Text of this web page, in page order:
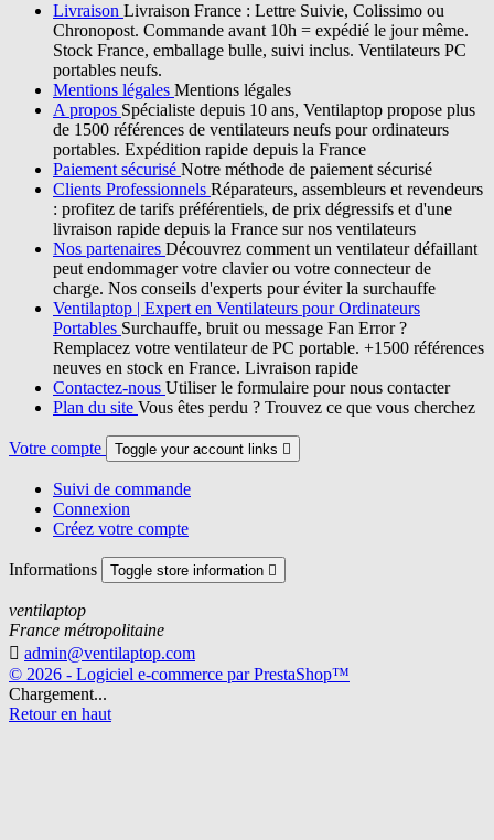
Livraison Livraison France : Lettre Suivie, Colissimo ou
Chronopost. Commande avant 10h = expédié le jour même.
Stock France, emballage bulle, suivi inclus. Ventilateurs PC
portables neufs.
Mentions légales Mentions légales
A propos Spécialiste depuis 10 ans, Ventilaptop propose plus
de 1500 références de ventilateurs neufs pour ordinateurs
portables. Expédition rapide depuis la France
Paiement sécurisé Notre méthode de paiement sécurisé
Clients Professionnels Réparateurs, assembleurs et revendeurs
: profitez de tarifs préférentiels, de prix dégressifs et d'une
livraison rapide depuis la France sur nos ventilateurs
Nos partenaires Découvrez comment un ventilateur défaillant
peut endommager votre clavier ou votre connecteur de
charge. Nos conseils d'experts pour éviter la surchauffe
Ventilaptop | Expert en Ventilateurs pour Ordinateurs
Portables Surchauffe, bruit ou message Fan Error ?
Remplacez votre ventilateur de PC portable. +1500 références
neuves en stock en France. Livraison rapide
Contactez-nous Utiliser le formulaire pour nous contacter
Plan du site Vous êtes perdu ? Trouvez ce que vous cherchez
Votre compte Toggle your account links 
Suivi de commande
Connexion
Créez votre compte
Informations Toggle store information 
ventilaptop
France métropolitaine
 admin@ventilaptop.com
© 2026 - Logiciel e-commerce par PrestaShop™
Chargement...
Retour en haut